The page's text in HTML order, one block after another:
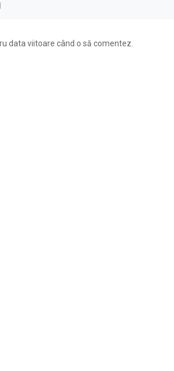
data viitoare când o să comentez.